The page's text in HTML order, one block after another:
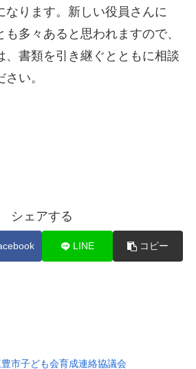
なります。新しい役員さんに
多々あると思われますので、
、書類を引き継ぐとともに相談
い。
シェアする
LINE コピー
豊市子ども会育成連絡協議会